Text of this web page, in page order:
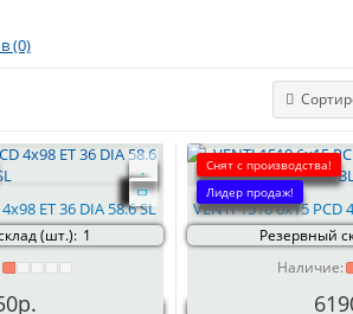
(0)
ET 36 DIA 58.6 SL
(шт.): 1
Снят с производства!
Лидер продаж!
VENTI 1510 6x15 PCD
Резервный
Наличие: